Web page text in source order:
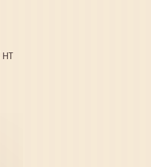
HT